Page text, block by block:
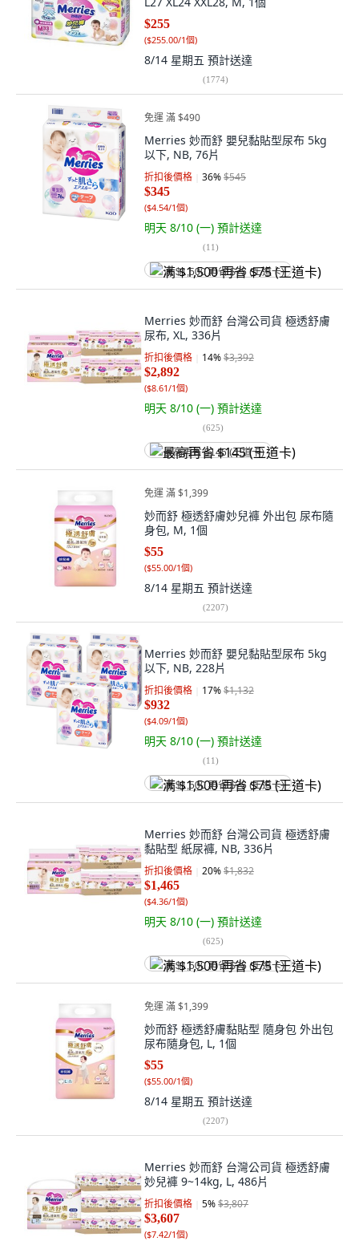
$255
($255.00/1個)
8/14 星期五 預計送達
(1774)
免運 滿 $490
Merries 妙而舒 嬰兒黏貼型尿布 5kg
以下, NB, 76片
折扣後價格 36%$545
$345
($4.54/1個)
明天 8/10 (一) 預計送達
(11)
满 $1,500 再省 $75 (王道卡)
Merries 妙而舒 台灣公司貨 極透舒膚
尿布, XL, 336片
折扣後價格 14%$3,392
$2,892
($8.61/1個)
明天 8/10 (一) 預計送達
(625)
最高再省 $145 (王道卡)
免運 滿 $1,399
妙而舒 極透舒膚妙兒褲 外出包 尿布隨
身包, M, 1個
$55
($55.00/1個)
8/14 星期五 預計送達
(2207)
Merries 妙而舒 嬰兒黏貼型尿布 5kg
以下, NB, 228片
折扣後價格 17%$1,132
$932
($4.09/1個)
明天 8/10 (一) 預計送達
(11)
满 $1,500 再省 $75 (王道卡)
Merries 妙而舒 台灣公司貨 極透舒膚
黏貼型 紙尿褲, NB, 336片
折扣後價格 20%$1,832
$1,465
($4.36/1個)
明天 8/10 (一) 預計送達
(625)
满 $1,500 再省 $75 (王道卡)
免運 滿 $1,399
妙而舒 極透舒膚黏貼型 隨身包 外出包
尿布隨身包, L, 1個
$55
($55.00/1個)
8/14 星期五 預計送達
(2207)
Merries 妙而舒 台灣公司貨 極透舒膚
妙兒褲 9~14kg, L, 486片
折扣後價格 5%$3,807
$3,607
($7.42/1個)